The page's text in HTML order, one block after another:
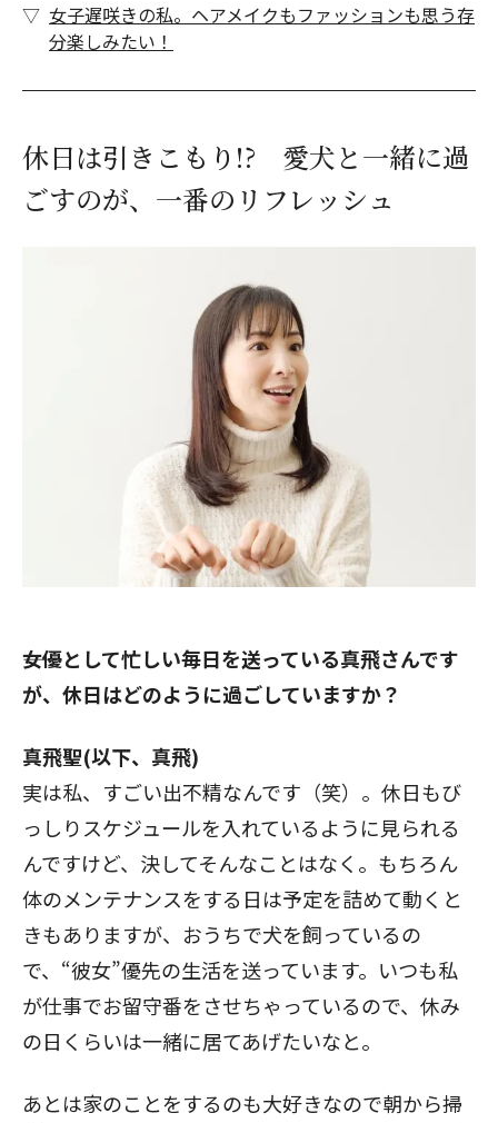
女子遅咲きの私。ヘアメイクもファッションも思う存
分楽しみたい！
休日は引きこもり!? 愛犬と一緒に過
ごすのが、一番のリフレッシュ
――女優として忙しい毎日を送っている真飛さんです
が、休日はどのように過ごしていますか？
真飛聖(以下、真飛)
実は私、すごい出不精なんです（笑）。休日もび
っしりスケジュールを入れているように見られる
んですけど、決してそんなことはなく。もちろん
体のメンテナンスをする日は予定を詰めて動くと
きもありますが、おうちで犬を飼っているの
で、“彼女”優先の生活を送っています。いつも私
が仕事でお留守番をさせちゃっているので、休み
の日くらいは一緒に居てあげたいなと。
あとは家のことをするのも大好きなので朝から掃